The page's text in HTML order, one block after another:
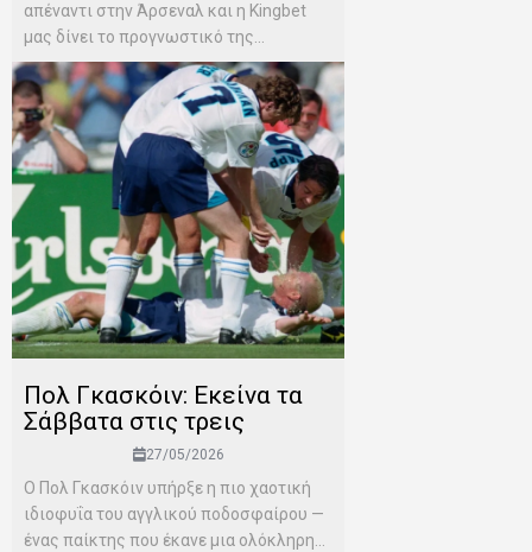
απέναντι στην Άρσεναλ και η Kingbet
μας δίνει το προγνωστικό της...
Πολ Γκασκόιν: Εκείνα τα
Σάββατα στις τρεις
27/05/2026
Ο Πολ Γκασκόιν υπήρξε η πιο χαοτική
ιδιοφυΐα του αγγλικού ποδοσφαίρου —
ένας παίκτης που έκανε μια ολόκληρη...